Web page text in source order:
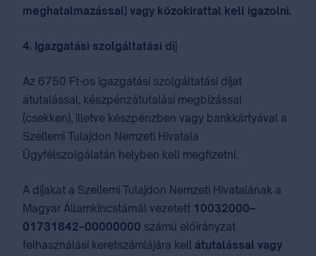
meghatalmazással) vagy közokirattal kell igazolni.
4. Igazgatási szolgáltatási díj
Az 6750 Ft-os igazgatási szolgáltatási díjat
átutalással, készpénzátutalási megbízással
(csekken), illetve készpénzben vagy bankkártyával a
Szellemi Tulajdon Nemzeti Hivatala
Ügyfélszolgálatán helyben kell megfizetni.
A díjakat a Szellemi Tulajdon Nemzeti Hivatalának a
Magyar Államkincstárnál vezetett 10032000–
01731842–00000000 számú előirányzat
felhasználási keretszámlájára kell átutalással vagy